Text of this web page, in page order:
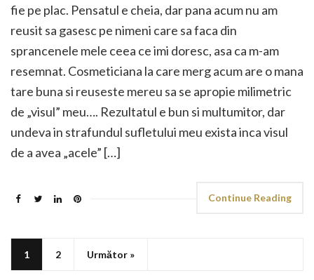
fie pe plac. Pensatul e cheia, dar pana acum nu am
reusit sa gasesc pe nimeni care sa faca din
sprancenele mele ceea ce imi doresc, asa ca m-am
resemnat. Cosmeticiana la care merg acum are o mana
tare buna si reuseste mereu sa se apropie milimetric
de „visul” meu…. Rezultatul e bun si multumitor, dar
undeva in strafundul sufletului meu exista inca visul
de a avea „acele” […]
Continue Reading
1 2 Următor »